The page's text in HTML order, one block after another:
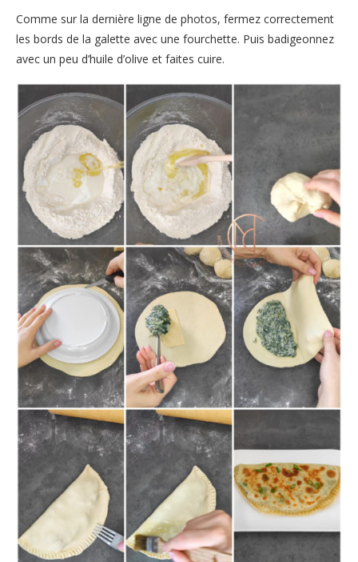
Comme sur la dernière ligne de photos, fermez correctement
les bords de la galette avec une fourchette. Puis badigeonnez
avec un peu d’huile d’olive et faites cuire.